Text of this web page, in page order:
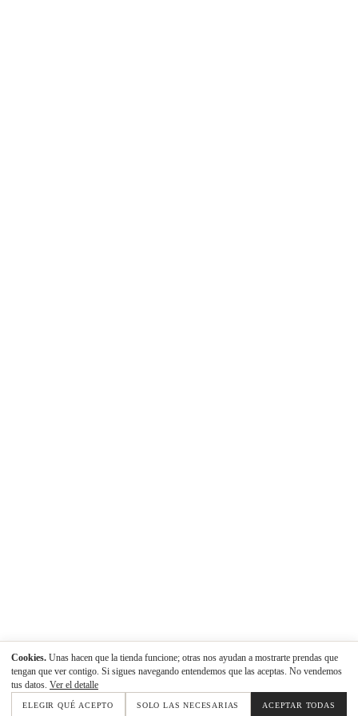
Cookies. Unas hacen que la tienda funcione; otras nos ayudan a mostrarte prendas que
tengan que ver contigo. Si sigues navegando entendemos que las aceptas. No vendemos
tus datos. Ver el detalle
ELEGIR QUÉ ACEPTO SOLO LAS NECESARIAS ACEPTAR TODAS